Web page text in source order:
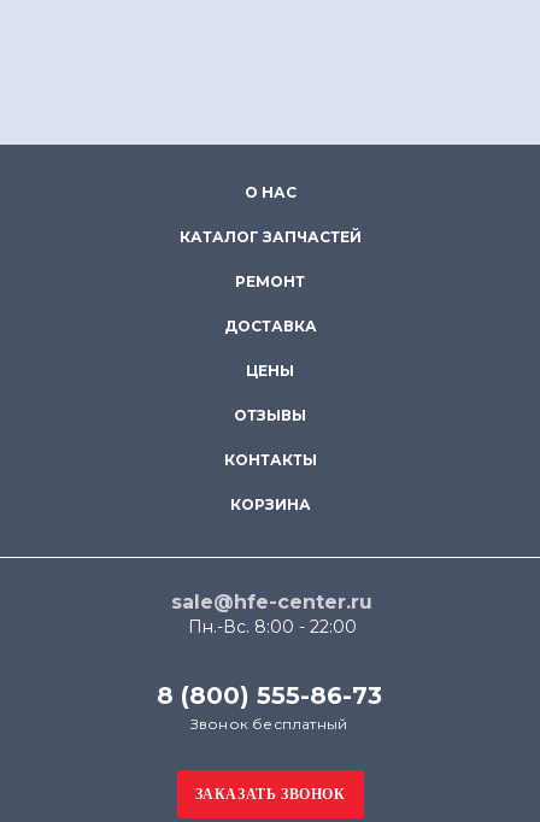
О НАС
КАТАЛОГ ЗАПЧАСТЕЙ
РЕМОНТ
ДОСТАВКА
ЦЕНЫ
ОТЗЫВЫ
КОНТАКТЫ
КОРЗИНА
sale@hfe-center.ru
Пн.-Вс. 8:00 - 22:00
8 (800) 555-86-73
Звонок бесплатный